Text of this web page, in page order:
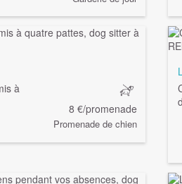
à
8 €/promenade
Promenade de chien